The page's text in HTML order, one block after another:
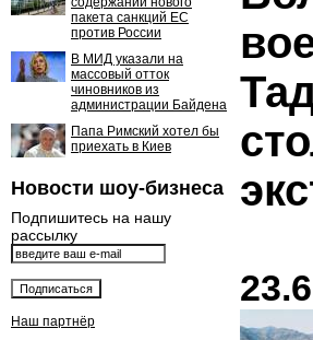
пакета санкций ЕС
против России
В МИД указали на
массовый отток
чиновников из
администрации Байдена
Папа Римский хотел бы
приехать в Киев
Новости шоу-бизнеса
Подпишитесь на нашу
рассылку
Наш партнёр